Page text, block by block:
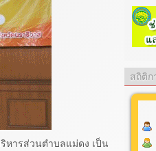
หารส่วนตำบลแม่ดง เป็น
สถิติก